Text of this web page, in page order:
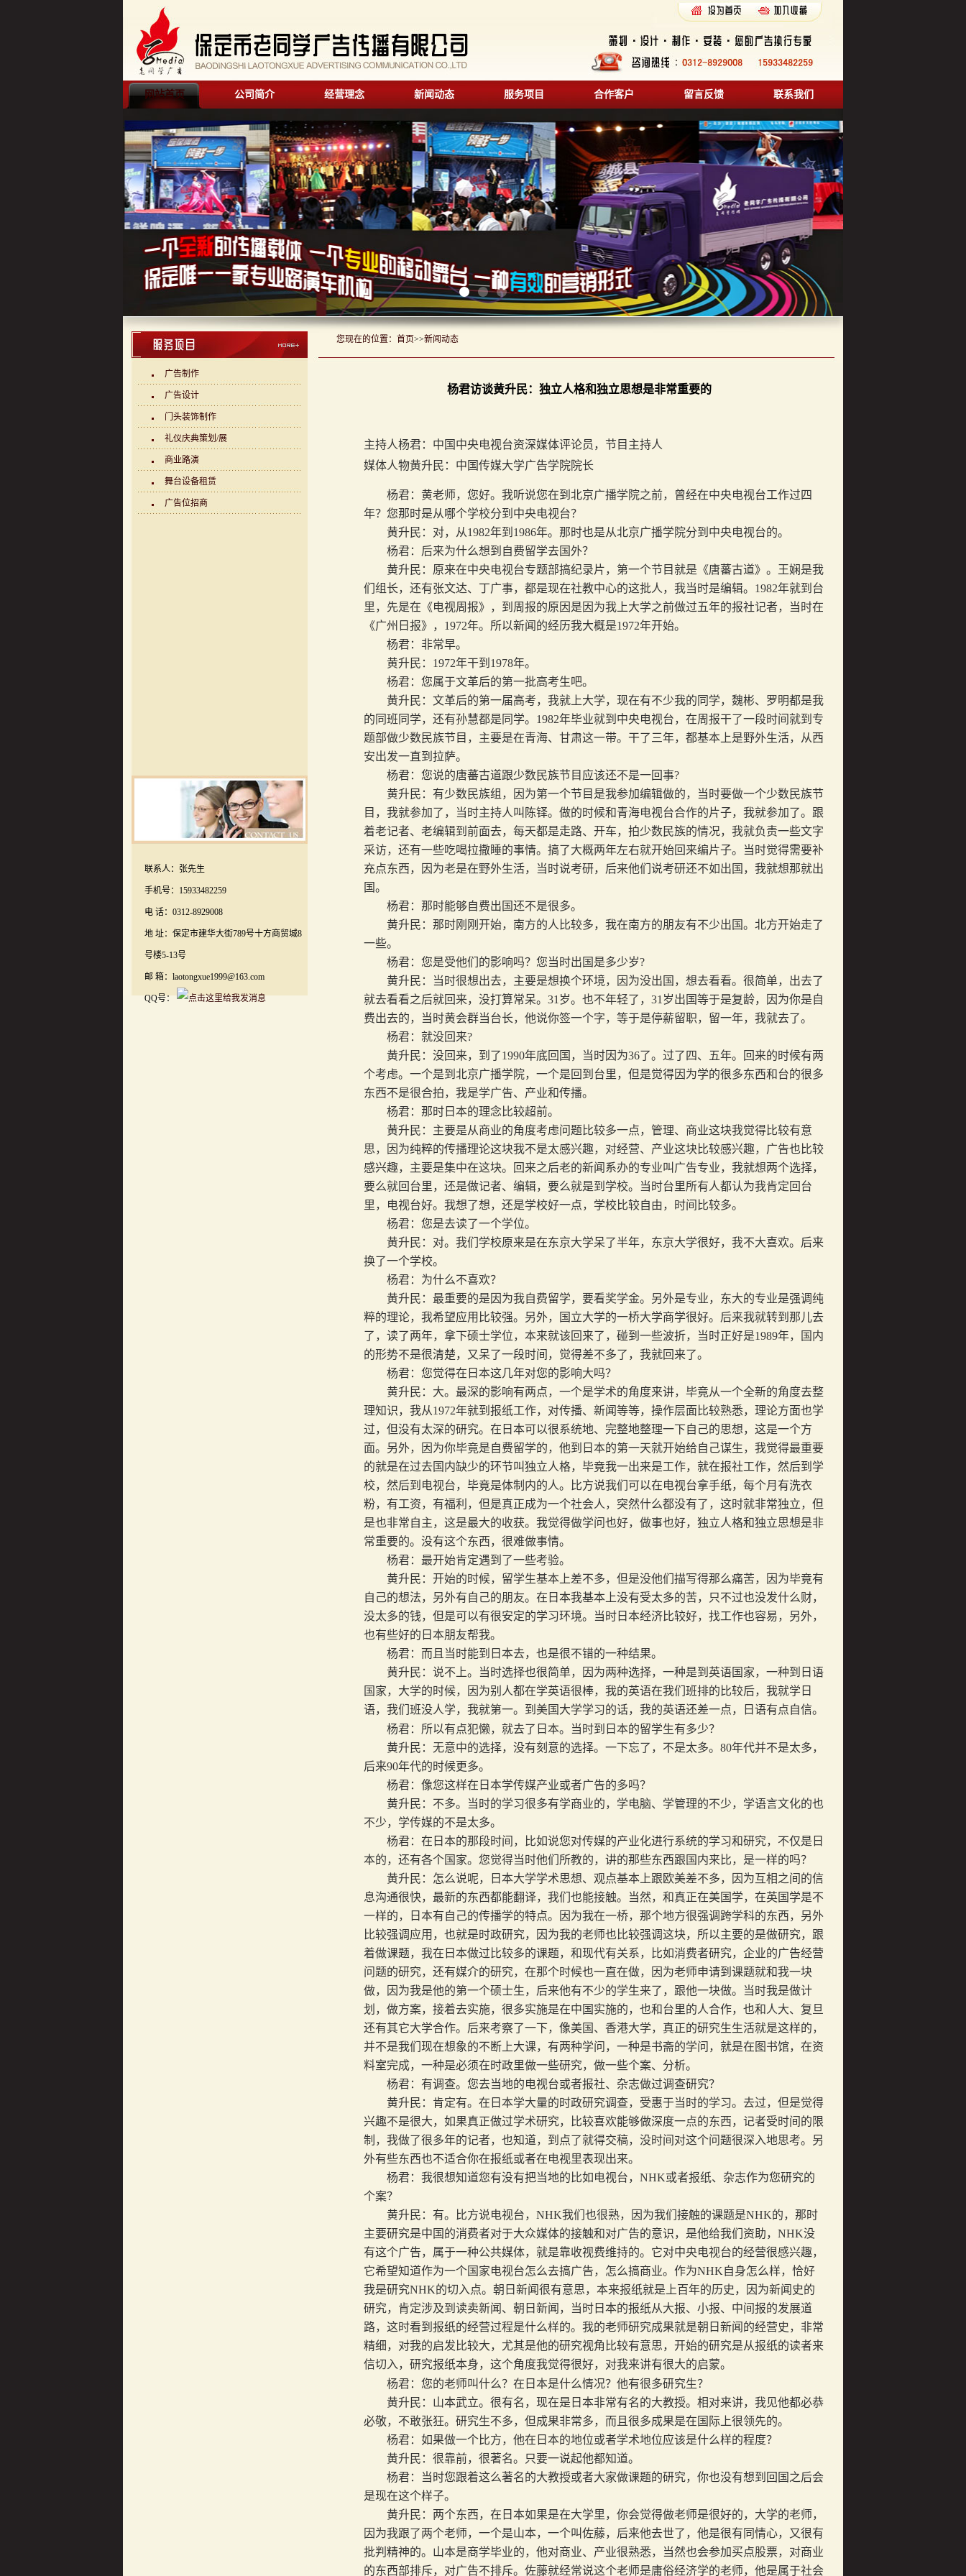
网站首页 公司简介 经营理念 新闻动态 服务项目 合作客户 留言反馈 联系我们
广告制作
广告设计
门头装饰制作
礼仪庆典策划/展
商业路演
舞台设备租赁
广告位招商
联系人：张先生
手机号：15933482259
电 话：0312-8929008
地 址：保定市建华大街789号十方商贸城8
号楼5-13号
邮 箱：laotongxue1999@163.com
QQ号：
您现在的位置： 首页>>新闻动态
杨君访谈黄升民：独立人格和独立思想是非常重要的
主持人杨君：中国中央电视台资深媒体评论员，节目主持人
媒体人物黄升民：中国传媒大学广告学院院长
杨君：黄老师，您好。我听说您在到北京广播学院之前，曾经在中央电视台工作过四
年？您那时是从哪个学校分到中央电视台？
黄升民：对，从1982年到 1986年。那时也是从北京广播学院分到中央电视台的。
杨君：后来为什么想到自费留学去国外？
黄升民：原来在中央电视台专题部搞纪录片，第一个节目就是《唐蕃古道》。王娴是我
们组长，还有张文达、丁广事，都是现在社教中心的这批人，我当时是编辑。 1982年就到台
里，先是在《电视周报》，到周报的原因是因为我上大学之前做过五年的报社记者，当时在
《广州日报》， 1972年。所以新闻的经历我大概是1972年开始。
杨君：非常早。
黄升民： 1972年干到 1978年。
杨君：您属于文革后的第一批高考生吧。
黄升民：文革后的第一届高考，我就上大学，现在有不少我的同学，魏彬、罗明都是我
的同班同学，还有孙慧都是同学。 1982年毕业就到中央电视台，在周报干了一段时间就到专
题部做少数民族节目，主要是在青海、甘肃这一带。干了三年，都基本上是野外生活，从西
安出发一直到拉萨。
杨君：您说的唐蕃古道跟少数民族节目应该还不是一回事?
黄升民：有少数民族组，因为第一个节目是我参加编辑做的，当时要做一个少数民族节
目，我就参加了，当时主持人叫陈铎。做的时候和青海电视台合作的片子，我就参加了。跟
着老记者、老编辑到前面去，每天都是走路、开车，拍少数民族的情况，我就负责一些文字
采访，还有一些吃喝拉撒睡的事情。搞了大概两年左右就开始回来编片子。当时觉得需要补
充点东西，因为老是在野外生活，当时说考研，后来他们说考研还不如出国，我就想那就出
国。
杨君：那时能够自费出国还不是很多。
黄升民：那时刚刚开始，南方的人比较多，我在南方的朋友有不少出国。北方开始走了
一些。
杨君：您是受他们的影响吗？您当时出国是多少岁?
黄升民：当时很想出去，主要是想换个环境，因为没出国，想去看看。很简单，出去了
就去看看之后就回来，没打算常呆。 31 岁。也不年轻了， 31 岁出国等于是复龄，因为你是自
费出去的，当时黄会群当台长，他说你签一个字，等于是停薪留职，留一年，我就去了。
杨君：就没回来?
黄升民：没回来，到了1990年底回国，当时因为36了。过了四、五年。回来的时候有两
个考虑。一个是到北京广播学院，一个是回到台里，但是觉得因为学的很多东西和台的很多
东西不是很合拍，我是学广告、产业和传播。
杨君：那时日本的理念比较超前。
黄升民：主要是从商业的角度考虑问题比较多一点，管理、商业这块我觉得比较有意
思，因为纯粹的传播理论这块我不是太感兴趣，对经营、产业这块比较感兴趣，广告也比较
感兴趣，主要是集中在这块。回来之后老的新闻系办的专业叫广告专业，我就想两个选择，
要么就回台里，还是做记者、编辑，要么就是到学校。当时台里所有人都认为我肯定回台
里，电视台好。我想了想，还是学校好一点，学校比较自由，时间比较多。
杨君：您是去读了一个学位。
黄升民：对。我们学校原来是在东京大学呆了半年，东京大学很好，我不大喜欢。后来
换了一个学校。
杨君：为什么不喜欢？
黄升民：最重要的是因为我自费留学，要看奖学金。另外是专业，东大的专业是强调纯
粹的理论，我希望应用比较强。另外，国立大学的一桥大学商学很好。后来我就转到那儿去
了，读了两年，拿下硕士学位，本来就该回来了，碰到一些波折，当时正好是1989年，国内
的形势不是很清楚，又呆了一段时间，觉得差不多了，我就回来了。
杨君：您觉得在日本这几年对您的影响大吗？
黄升民：大。最深的影响有两点，一个是学术的角度来讲，毕竟从一个全新的角度去整
理知识，我从1972年就到报纸工作，对传播、新闻等等，操作层面比较熟悉，理论方面也学
过，但没有太深的研究。在日本可以很系统地、完整地整理一下自己的思想，这是一个方
面。另外，因为你毕竟是自费留学的，他到日本的第一天就开始给自己谋生，我觉得最重要
的就是在过去国内缺少的环节叫独立人格，毕竟我一出来是工作，就在报社工作，然后到学
校，然后到电视台，毕竟是体制内的人。比方说我们可以在电视台拿手纸，每个月有洗衣
粉，有工资，有福利，但是真正成为一个社会人，突然什么都没有了，这时就非常独立，但
是也非常自主，这是最大的收获。我觉得做学问也好，做事也好，独立人格和独立思想是非
常重要的。没有这个东西，很难做事情。
杨君：最开始肯定遇到了一些考验。
黄升民：开始的时候，留学生基本上差不多，但是没他们描写得那么痛苦，因为毕竟有
自己的想法，另外有自己的朋友。在日本我基本上没有受太多的苦，只不过也没发什么财，
没太多的钱，但是可以有很安定的学习环境。当时日本经济比较好，找工作也容易，另外，
也有些好的日本朋友帮我。
杨君：而且当时能到日本去，也是很不错的一种结果。
黄升民：说不上。当时选择也很简单，因为两种选择，一种是到英语国家，一种到日语
国家，大学的时候，因为别人都在学英语很棒，我的英语在我们班排的比较后，我就学日
语，我们班没人学，我就第一。到美国大学学习的话，我的英语还差一点，日语有点自信。
杨君：所以有点犯懒，就去了日本。当时到日本的留学生有多少？
黄升民：无意中的选择，没有刻意的选择。一下忘了，不是太多。 80年代并不是太多，
后来90年代的时候更多。
杨君：像您这样在日本学传媒产业或者广告的多吗？
黄升民：不多。当时的学习很多有学商业的，学电脑、学管理的不少，学语言文化的也
不少，学传媒的不是太多。
杨君：在日本的那段时间，比如说您对传媒的产业化进行系统的学习和研究，不仅是日
本的，还有各个国家。您觉得当时他们所教的，讲的那些东西跟国内来比，是一样的吗？
黄升民：怎么说呢，日本大学学术思想、观点基本上跟欧美差不多，因为互相之间的信
息沟通很快，最新的东西都能翻译，我们也能接触。当然，和真正在美国学，在英国学是不
一样的，日本有自己的传播学的特点。因为我在一桥，那个地方很强调跨学科的东西，另外
比较强调应用，也就是时政研究，因为我的老师也比较强调这块，所以主要的是做研究，跟
着做课题，我在日本做过比较多的课题，和现代有关系，比如消费者研究，企业的广告经营
问题的研究，还有媒介的研究，在那个时候也一直在做，因为老师申请到课题就和我一块
做，因为我是他的第一个硕士生，后来他有不少的学生来了，跟他一块做。当时我是做计
划，做方案，接着去实施，很多实施是在中国实施的，也和台里的人合作，也和人大、复旦
还有其它大学合作。后来考察了一下，像美国、香港大学，真正的研究生生活就是这样的，
并不是我们现在想象的不断上大课，有两种学问，一种是书斋的学问，就是在图书馆，在资
料室完成，一种是必须在时政里做一些研究，做一些个案、分析。
杨君：有调查。您去当地的电视台或者报社、杂志做过调查研究？
黄升民：肯定有。在日本学大量的时政研究调查，受惠于当时的学习。去过，但是觉得
兴趣不是很大，如果真正做过学术研究，比较喜欢能够做深度一点的东西，记者受时间的限
制，我做了很多年的记者，也知道，到点了就得交稿，没时间对这个问题很深入地思考。另
外有些东西也不适合你在报纸或者在电视里表现出来。
杨君：我很想知道您有没有把当地的比如电视台， NHK或者报纸、杂志作为您研究的
个案？
黄升民：有。比方说电视台， NHK我们也很熟，因为我们接触的课题是NHK的，那时
主要研究是中国的消费者对于大众媒体的接触和对广告的意识，是他给我们资助， NHK没
有这个广告，属于一种公共媒体，就是靠收视费维持的。它对中央电视台的经营很感兴趣，
它希望知道作为一个国家电视台怎么去搞广告，怎么搞商业。作为NHK自身怎么样，恰好
我是研究NHK的切入点。朝日新闻很有意思，本来报纸就是上百年的历史，因为新闻史的
研究，肯定涉及到读卖新闻、朝日新闻，当时日本的报纸从大报、小报、中间报的发展道
路，这时看到报纸的经营过程是什么样的。我的老师研究成果就是朝日新闻的经营史，非常
精细，对我的启发比较大，尤其是他的研究视角比较有意思，开始的研究是从报纸的读者来
信切入，研究报纸本身，这个角度我觉得很好，对我来讲有很大的启蒙。
杨君：您的老师叫什么？在日本是什么情况？他有很多研究生？
黄升民：山本武立。很有名，现在是日本非常有名的大教授。相对来讲，我见他都必恭
必敬，不敢张狂。研究生不多，但成果非常多，而且很多成果是在国际上很领先的。
杨君：如果做一个比方，他在日本的地位或者学术地位应该是什么样的程度？
黄升民：很靠前，很著名。只要一说起他都知道。
杨君：当时您跟着这么著名的大教授或者大家做课题的研究，你也没有想到回国之后会
是现在这个样子。
黄升民：两个东西，在日本如果是在大学里，你会觉得做老师是很好的，大学的老师，
因为我跟了两个老师，一个是山本，一个叫佐藤，后来他去世了，他是很有同情心，又很有
批判精神的。山本是商学毕业的，他对商业、产业很熟悉，当然也会参加买点股票，对商业
的东西部排斥，对广告不排斥。佐藤就经常说这个老师是庸俗经济学的老师，他是属于社会